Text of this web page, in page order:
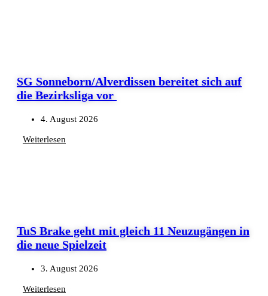
SG Sonneborn/Alverdissen bereitet sich auf
die Bezirksliga vor
4. August 2026
Weiterlesen
TuS Brake geht mit gleich 11 Neuzugängen in
die neue Spielzeit
3. August 2026
Weiterlesen